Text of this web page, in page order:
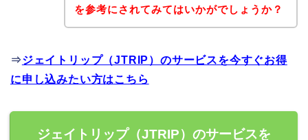
を参考にされてみてはいかがでしょうか？
⇒ジェイトリップ（JTRIP）のサービスを今すぐお得
に申し込みたい方はこちら
ジェイトリップ（JTRIP）のサービスを